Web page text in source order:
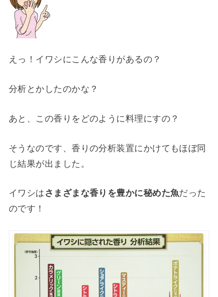
えっ！イワシにこんな香りがあるの？
分析とかしたのかな？
あと、この香りをどのように料理にすの？
そうなのです、香りの分析装置にかけてもほぼ同
じ結果が出ました。
イワシは さまざまな香りを豊かに秘めた魚だった
のです！